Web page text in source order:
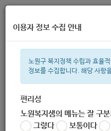
주간 인기검색어
한눈으로
이용자 정보 수집 안내
노원구 복지정책 수립과 효율
정보를 수집합니다. 해당 사항
편리성
노원복지샘의 메뉴는 잘 구
그렇다
보통이다